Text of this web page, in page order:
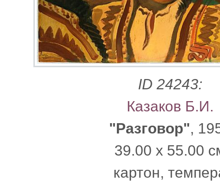
ID 24243:
Казаков Б.И.
"Разговор",
39.00 x 55.00
картон,